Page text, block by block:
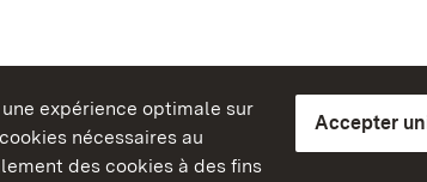
expérience optimale sur
nécessaires au
des cookies à des fins
Accepter